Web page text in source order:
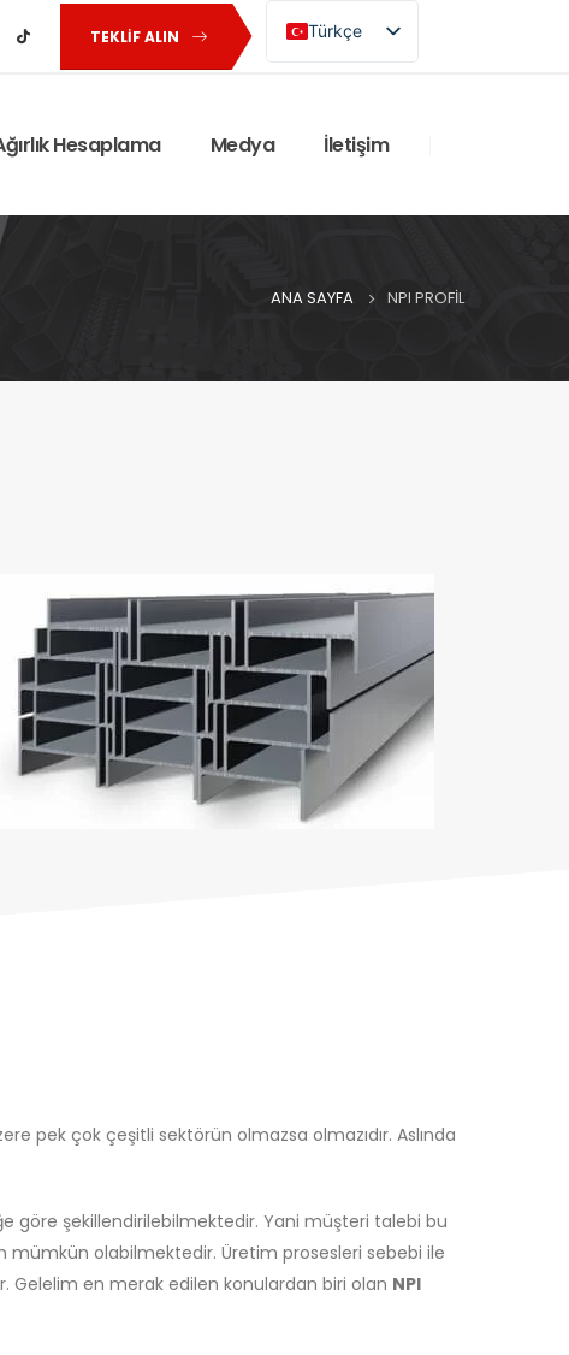
TEKLIF ALIN
Türkçe
English (UK)
Hesaplama Medya İletişim
ANA SAYFA NPI PROFIL
pek çok çeşitli sektörün olmazsa olmazıdır. Aslında
göre şekillendirilebilmektedir. Yani müşteri talebi bu
olabilmektedir. Üretim prosesleri sebebi ile
Gelelim en merak edilen konulardan biri olan NPI